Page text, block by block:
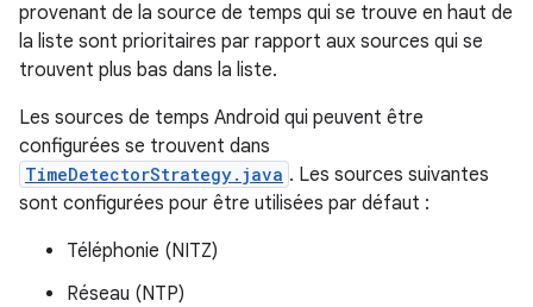
provenant de la source de temps qui se trouve en haut de
la liste sont prioritaires par rapport aux sources qui se
trouvent plus bas dans la liste.
Les sources de temps Android qui peuvent être
configurées se trouvent dans
TimeDetectorStrategy.java . Les sources suivantes
sont configurées pour être utilisées par défaut :
Téléphonie (NITZ)
Réseau (NTP)